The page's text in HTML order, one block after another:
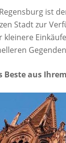
ist
Stadt zur
Beste aus